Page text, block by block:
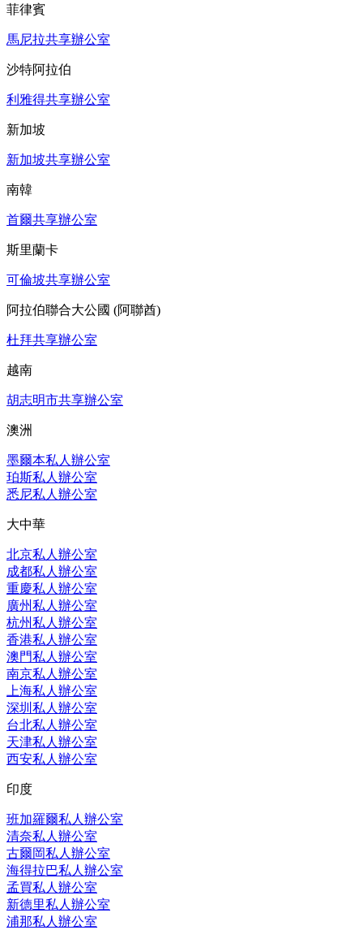
菲律賓
馬尼拉共享辦公室
沙特阿拉伯
利雅得共享辦公室
新加坡
新加坡共享辦公室
南韓
首爾共享辦公室
斯里蘭卡
可倫坡共享辦公室
阿拉伯聯合大公國 (阿聯酋)
杜拜共享辦公室
越南
胡志明市共享辦公室
澳洲
墨爾本私人辦公室
珀斯私人辦公室
悉尼私人辦公室
大中華
北京私人辦公室
成都私人辦公室
重慶私人辦公室
廣州私人辦公室
杭州私人辦公室
香港私人辦公室
澳門私人辦公室
南京私人辦公室
上海私人辦公室
深圳私人辦公室
台北私人辦公室
天津私人辦公室
西安私人辦公室
印度
班加羅爾私人辦公室
清奈私人辦公室
古爾岡私人辦公室
海得拉巴私人辦公室
孟買私人辦公室
新德里私人辦公室
浦那私人辦公室